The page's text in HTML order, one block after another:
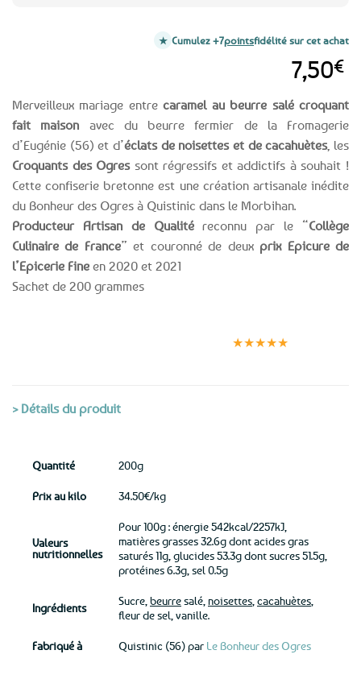
Merveilleux mariage entrecaramel au beurre salé croquant
fait maison avec du beurre fermier de la Fromagerie
d’Eugénie (56) et d’éclats de noisettes et de cacahuètes, les
Croquants des Ogressont régressifs et addictifs à souhait !
Cette confiserie bretonne est une création artisanale inédite
du Bonheur des Ogres à Quistinic dans le Morbihan.
Producteur Artisan de Qualitéreconnu par le “Collège
Culinaire de France” et couronné de deux prix Epicure de
l’Epicerie Fine en 2020 et 2021
Sachet de 200 grammes
7,50€
Cumulez +7pointsfidélité sur cet achat
★★★★★
> Détails du produit
Quantité 200g
Prix au kilo 34.50€/kg
Valeurs
nutritionnelles
Pour 100g : énergie 542kcal/2257kJ,
matières grasses 32.6g dont acides gras
saturés 11g, glucides 53.3g dont sucres 51.5g,
protéines 6.3g, sel 0.5g
Ingrédients
Sucre, beurresalé, noisettes cacahuètes
fleur de sel, vanille.
Fabriqué à Quistinic (56) par Le Bonheur des Ogres